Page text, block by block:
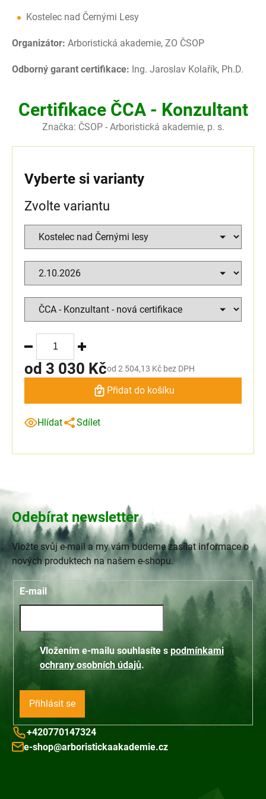
Certifikace ČCA - Konzultant
Značka: ČSOP - Arboristická akademie, p. s.
Kostelec nad Černými Lesy
Organizátor: Arboristická akademie, ZO ČSOP
Odborný garant certifikace: Ing. Jaroslav Kolařík, Ph.D.
Vyberte si varianty
Zvolte variantu
od 3 030 Kčod 2 504,13 Kč bez DPH
Přidat do košíku
Hlídat Sdílet
Odebírat newsletter
Vložte svůj e-mail a my vám budeme zasílat informace o
nových produktech na našem e-shopu.
E-mail
Vložením e-mailu souhlasíte s podmínkami
ochrany osobních údajů.
Přihlásit se
+420770147324
e-shop@arboristickaakademie.cz